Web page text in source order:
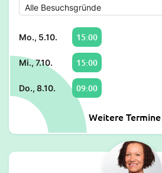
Mo., 5.10. 15:00
Mi., 7.10. 15:00
Do., 8.10. 09:00
Weitere Termine